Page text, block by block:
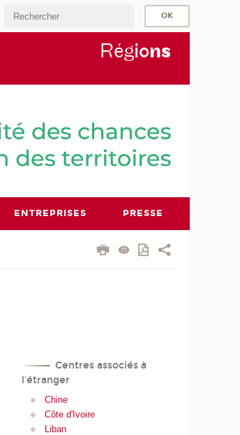
Régions
ENTREPRISES PRESSE
Centres associés à
l'étranger
Chine
Côte d'Ivoire
Liban